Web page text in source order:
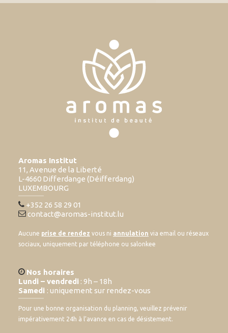
Aromas Institut
11, Avenue de la Liberté
L-4660 Differdange (Déifferdang)
LUXEMBOURG
+352 26 58 29 01
contact@aromas-institut.lu
Aucune prise de rendez vous ni annulation via email ou réseaux
sociaux, uniquement par téléphone ou salonkee
Nos horaires
Lundi – vendredi : 9h – 18h
Samedi : uniquement sur rendez-vous
Pour une bonne organisation du planning, veuillez prévenir
impérativement 24h à l’avance en cas de désistement.